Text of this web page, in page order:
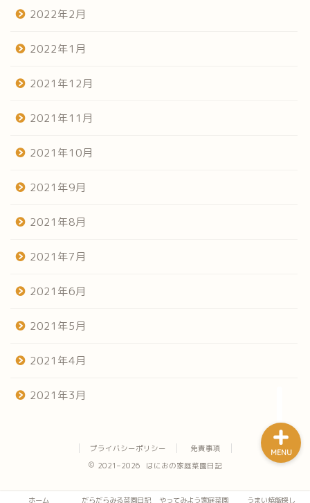
2022年2月
2022年1月
2021年12月
2021年11月
2021年10月
2021年9月
2021年8月
2021年7月
2021年6月
2021年5月
2021年4月
2021年3月
プライバシーポリシー
免責事項
2021–2026 はにおの家庭菜園日記
ホーム だらだらみる菜園日記 やってみよう家庭菜園 うまい焼飯探し
MENU